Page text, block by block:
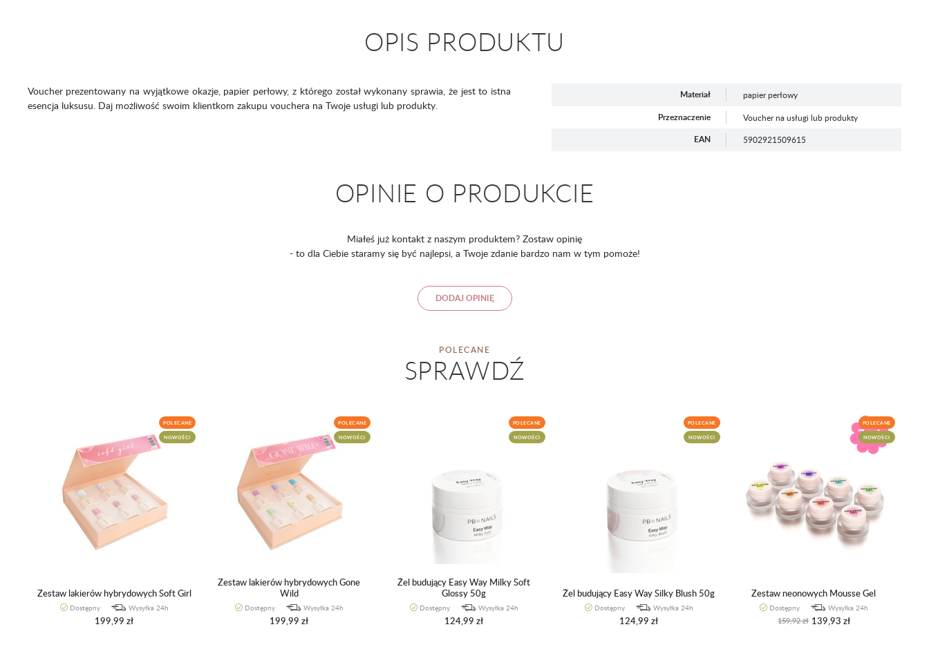
OPIS PRODUKTU
Voucher prezentowany na wyjątkowe okazje, papier perłowy, z którego został wykonany sprawia, że jest to istna
esencja luksusu. Daj możliwość swoim klientkom zakupu vouchera na Twoje usługi lub produkty.
Materiał papier perłowy
Przeznaczenie Voucher na usługi lub produkty
EAN 5902921509615
OPINIE O PRODUKCIE
Miałeś już kontakt z naszym produktem? Zostaw opinię
- to dla Ciebie staramy się być najlepsi, a Twoje zdanie bardzo nam w tym pomoże!
DODAJ OPINIĘ
POLECANE
SPRAWDŹ
POLECANE
NOWOŚCI
Zestaw lakierów hybrydowych Soft Girl
Dostępny Wysyłka 24h
199,99 zł
POLECANE
NOWOŚCI
Zestaw lakierów hybrydowych Gone
Wild
Dostępny Wysyłka 24h
199,99 zł
POLECANE
NOWOŚCI
Żel budujący Easy Way Milky Soft
Glossy 50g
Dostępny Wysyłka 24h
124,99 zł
POLECANE
NOWOŚCI
Żel budujący Easy Way Silky Blush 50g
Dostępny Wysyłka 24h
124,99 zł
POLECANE
NOWOŚCI
Zestaw neonowych Mousse Gel
Dostępny Wysyłka 24h
159,92 zł 139,93 zł